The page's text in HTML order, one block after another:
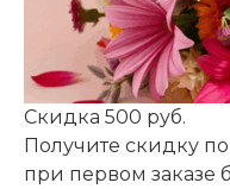
Скидка 500 руб.
Получите скидку
при первом заказе